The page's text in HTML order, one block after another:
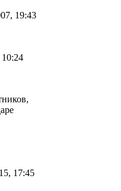
19:43
17:45